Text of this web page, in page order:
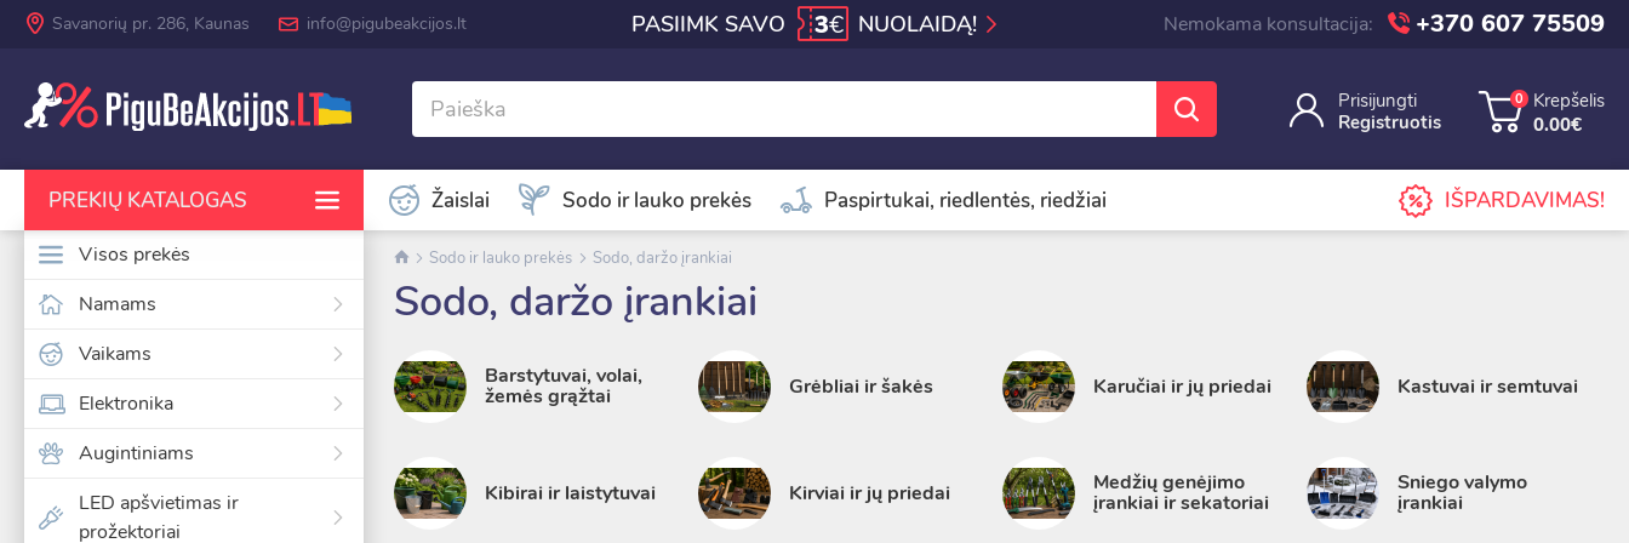
Savanorių pr. 286, Kaunas info@pigubeakcijos.lt PASIIMK SAVO 3€ NUOLAIDĄ! Nemokama konsultacija: +370 607 75509
Prisijungti
Registruotis
0
Krepšelis
0.00€
PREKIŲ KATALOGAS
RODYTI DAUGIAU KATEGORIJŲ
Visos prekės
Namams
Vaikams
Elektronika
Augintiniams
LED apšvietimas ir
prožektoriai
Žaislai Sodo ir lauko prekės Paspirtukai, riedlentės, riedžiai IŠPARDAVIMAS!
Sodo ir lauko prekės Sodo, daržo įrankiai
Sodo, daržo įrankiai
Barstytuvai, volai,
žemės grąžtai Grėbliai ir šakės Karučiai ir jų priedai Kastuvai ir semtuvai
Kibirai ir laistytuvai Kirviai ir jų priedai Medžių genėjimo
įrankiai ir sekatoriai
Sniego valymo
įrankiai